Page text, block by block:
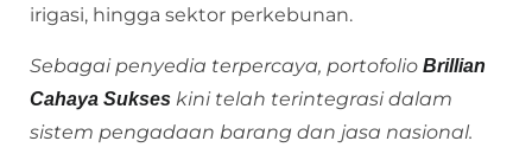
irigasi, hingga sektor perkebunan.
Sebagai penyedia terpercaya, portofolio Brillian
Cahaya Sukses kini telah terintegrasi dalam
sistem pengadaan barang dan jasa nasional.